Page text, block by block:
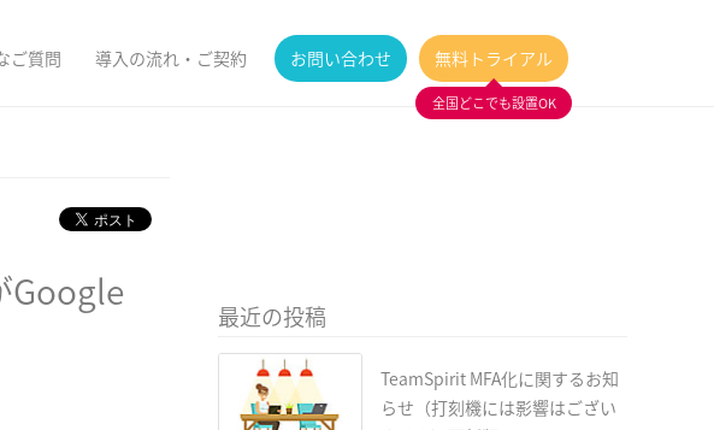
ご質問 導入の流れ・ご契約 お問い合わせ 無料トライアル
全国どこでも設置OK
Google
最近の投稿
TeamSpirit MFA化に関するお知
らせ（打刻機には影響はござい